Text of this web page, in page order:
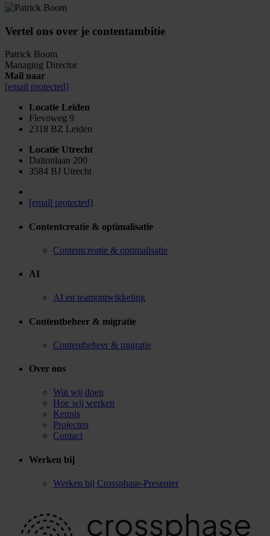
Vertel ons over je contentambitie
Patrick Boom
Managing Director
Mail naar
[email protected]
Locatie Leiden
Flevoweg 9
2318 BZ Leiden
Locatie Utrecht
Daltonlaan 200
3584 BJ Utrecht
[email protected]
Contentcreatie & optimalisatie
Contentcreatie & optimalisatie
AI
AI en teamontwikkeling
Contentbeheer & migratie
Contentbeheer & migratie
Over ons
Wat wij doen
Hoe wij werken
Kennis
Projecten
Contact
Werken bij
Werken bij Crossphase-Presenter